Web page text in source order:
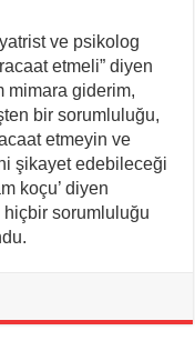
ve psikolog
etmeli” diyen
mimara giderim,
bir sorumluluğu,
etmeyin ve
şikayet edebileceği
koçu’ diyen
sorumluluğu